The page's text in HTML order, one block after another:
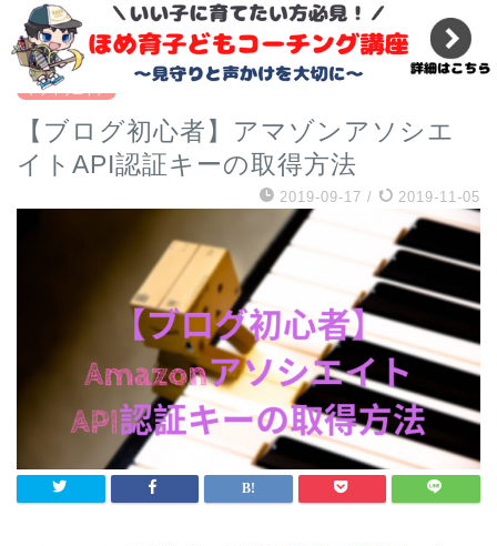
『必修科目』小学校のプログラミング教育ではプログラマ
ーになれない理由
アフィリエイト
【ブログ初心者】アマゾンアソシエ
イトAPI認証キーの取得方法
2019-09-17 / 2019-11-05